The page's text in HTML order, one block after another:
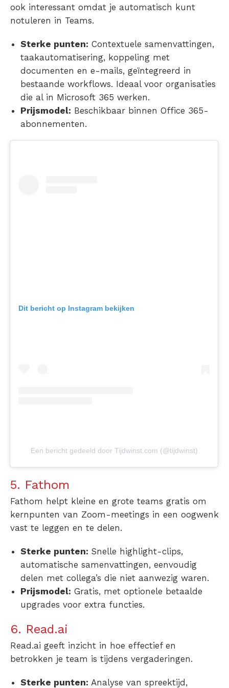
ook interessant omdat je automatisch kunt
notuleren in Teams.
Sterke punten: Contextuele samenvattingen,
taakautomatisering, koppeling met
documenten en e-mails, geïntegreerd in
bestaande workflows. Ideaal voor organisaties
die al in Microsoft 365 werken.
Prijsmodel: Beschikbaar binnen Office 365-
abonnementen.
Dit bericht op Instagram bekijken
Een bericht gedeeld door Tijdwinst.com (@tijdwinst)
5. Fathom
Fathom helpt kleine en grote teams gratis om
kernpunten van Zoom-meetings in een oogwenk
vast te leggen en te delen.
Sterke punten: Snelle highlight-clips,
automatische samenvattingen, eenvoudig
delen met collega’s die niet aanwezig waren.
Prijsmodel: Gratis, met optionele betaalde
upgrades voor extra functies.
6. Read.ai
Read.ai geeft inzicht in hoe effectief en
betrokken je team is tijdens vergaderingen.
Sterke punten: Analyse van spreektijd,